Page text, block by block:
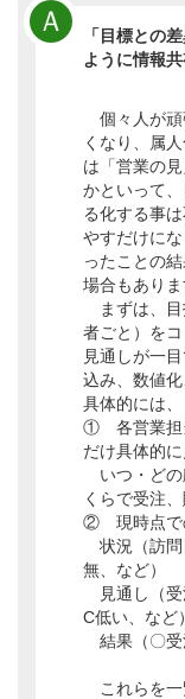
Ａ
「目標との
ように情報
個々人が頑
くなり、属
は「営業の見
かといって
る化する事
やすだけに
ったことの
場合もありま
まずは、目
者ごと）を
見通しが一
込み、数値化
具体的には、
① 各営業担
だけ具体的
いつ・どの
くらで受注
② 現時点で
状況（訪問
無、など）
見通し（受
C低い、など）
結果（〇受
これらを一